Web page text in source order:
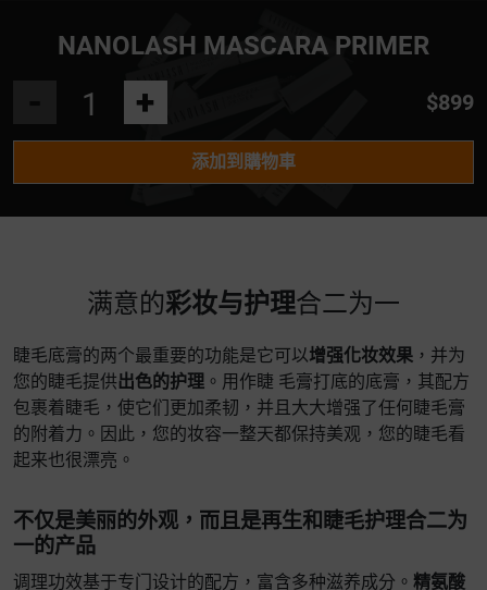
NANOLASH MASCARA PRIMER
+ $899
添加到購物車
满意的彩妆与护理合二为一
睫毛底膏的两个最重要的功能是它可以增强化妆效果 ，并为
您的睫毛提供出色的护理 。用作睫 毛膏打底的底膏，其配方
包裹着睫毛，使它们更加柔韧，并且大大增强了任何睫毛膏
的附着力。因此，您的妆容一整天都保持美观，您的睫毛看
起来也很漂亮。
不仅是美丽的外观，而且是再生和睫毛护理合二为
一的产品
调理功效基于专门设计的配方，富含多种滋养成分。 精氨酸